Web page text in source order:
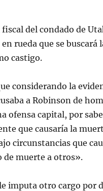
del condado de
rueda que se buscará
castigo.
considerando la
a Robinson de
ofensa capital, por
que causaría la
circunstancias que
de muerte a otros».
imputa otro cargo por